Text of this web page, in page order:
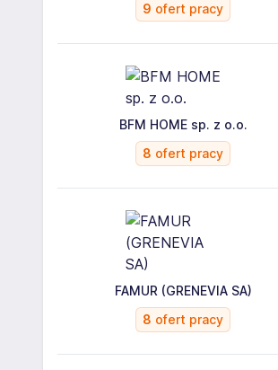
9 ofert pracy
BFM HOME sp. z o.o.
8 ofert pracy
FAMUR (GRENEVIA SA)
8 ofert pracy